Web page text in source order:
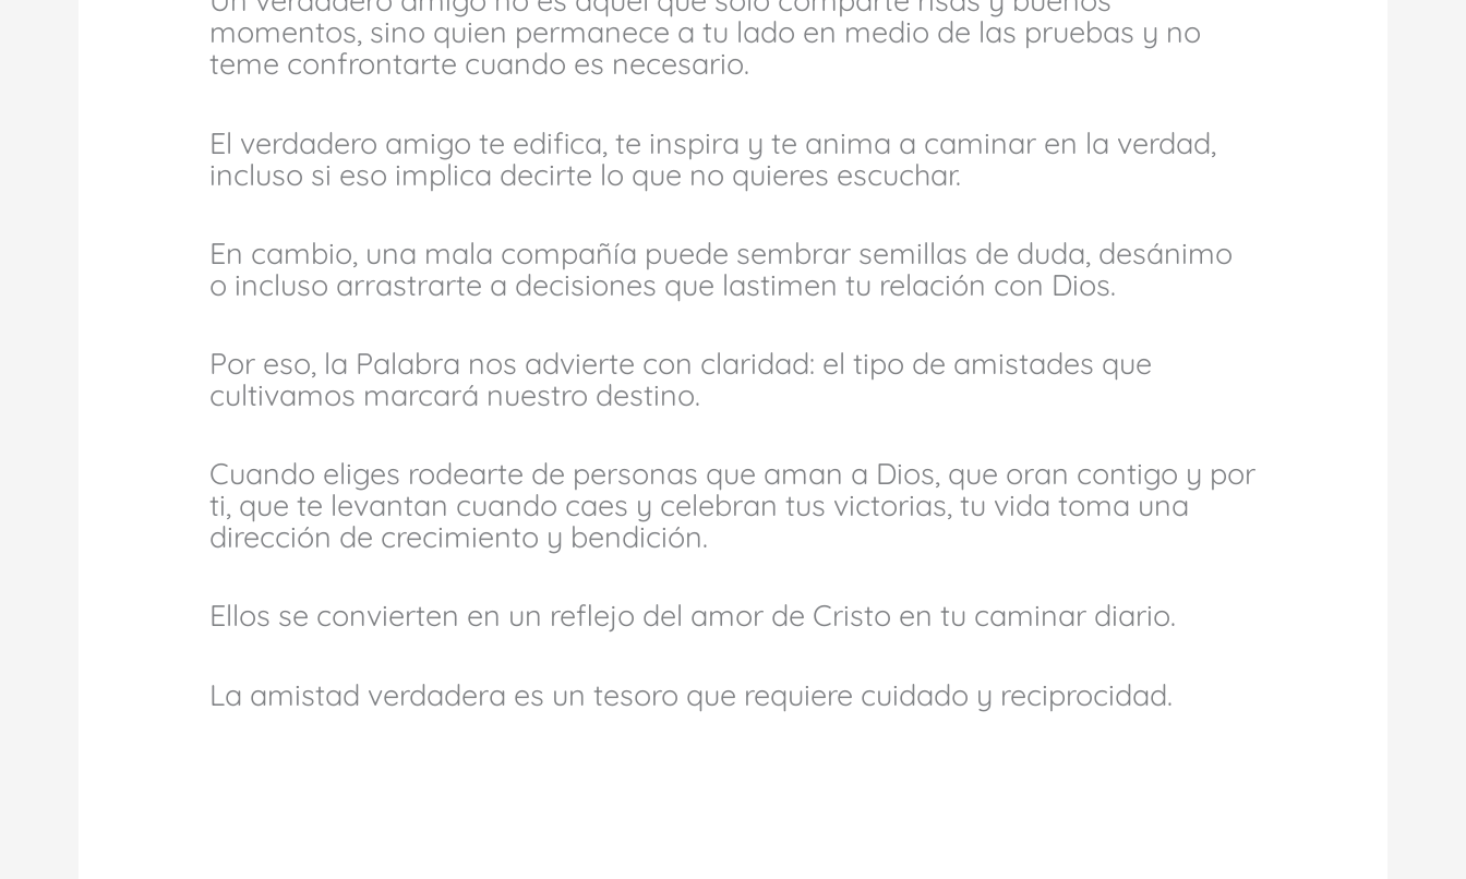
momentos, sino quien permanece a tu lado en medio de las pruebas y no
teme confrontarte cuando es necesario.
El verdadero amigo te edifica, te inspira y te anima a caminar en la verdad,
incluso si eso implica decirte lo que no quieres escuchar.
En cambio, una mala compañía puede sembrar semillas de duda, desánimo
o incluso arrastrarte a decisiones que lastimen tu relación con Dios.
Por eso, la Palabra nos advierte con claridad: el tipo de amistades que
cultivamos marcará nuestro destino.
Cuando eliges rodearte de personas que aman a Dios, que oran contigo y por
ti, que te levantan cuando caes y celebran tus victorias, tu vida toma una
dirección de crecimiento y bendición.
Ellos se convierten en un reflejo del amor de Cristo en tu caminar diario.
La amistad verdadera es un tesoro que requiere cuidado y reciprocidad.